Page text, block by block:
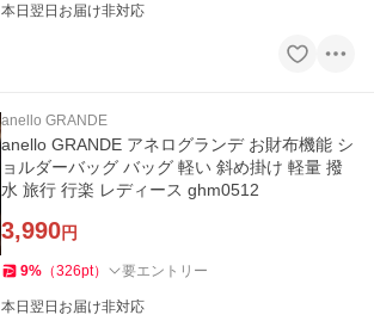
本日翌日お届け非対応
anello GRANDE
anello GRANDE アネログランデ お財布機能 シ
ョルダーバッグ バッグ 軽い 斜め掛け 軽量 撥
水 旅行 行楽 レディース ghm0512
3,990円
9% （326pt） 要エントリー
本日翌日お届け非対応